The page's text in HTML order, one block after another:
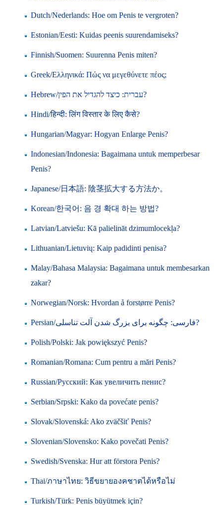
Dutch/Nederlands: Hoe om Penis te vergroten?
Estonian/Eesti: Kuidas peenis suurendamiseks?
Finnish/Suomen: Suurenna Penis miten?
Greek/Ελληνικά: Πώς να μεγεθύνετε πέος;
Hebrew/עברית: כיצד להגדיל את הפין?
Hindi/हिन्दी: लिंग विस्तार के लिए कैसे?
Hungarian/Magyar: Hogyan Enlarge Penis?
Indonesian/Indonesia: Bagaimana untuk memperbesar
Penis?
Japanese/日本語: 陰茎拡大する方法か。
Korean/한국어: 음 경 확대 하는 방법?
Latvian/Latviešu: Kā palielināt dzimumlocekļa?
Lithuanian/Lietuvių: Kaip padidinti penisa?
Malay/Bahasa Malaysia: Bagaimana untuk membesarkan
zakar?
Norwegian/Norsk: Hvordan å forstørre Penis?
Persian/فارسی: چگونه برای بزرگ شدن آلت تناسلی?
Polish/Polski: Jak powiększyć Penis?
Romanian/Romana: Cum pentru a mări Penis?
Russian/Русский: Как увеличить пенис?
Serbian/Srpski: Kako da povećate penis?
Slovak/Slovenská: Ako zväčšiť Penis?
Slovenian/Slovensko: Kako povečati Penis?
Swedish/Svenska: Hur att förstora Penis?
Thai/ภาษาไทย: วิธีขยายองคชาตได้หรือไม่
Turkish/Türk: Penis büyütmek için?